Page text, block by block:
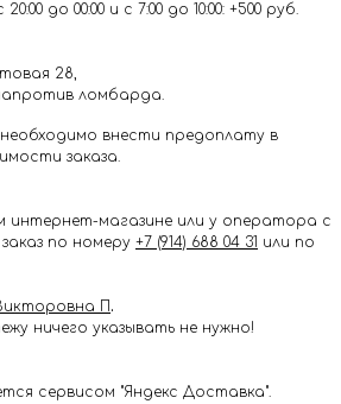
до 00:00 и с 7:00 до 10:00: +500 руб.
28,
ломбарда.
внести предоплату в
заказа.
интернет-магазине или у оператора с
заказ по номеру +7 (914) 688 04 31 или по
П .
ничего указывать не нужно!
сервисом "Яндекс Доставка".